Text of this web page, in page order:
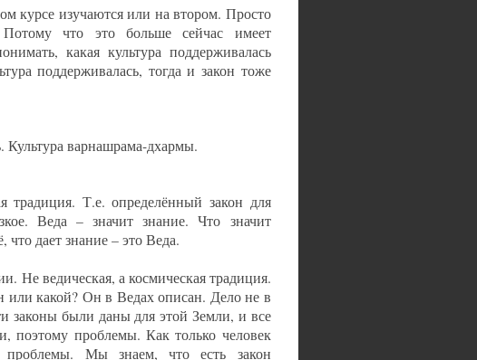
курсе изучаются или на втором. Просто
что это больше сейчас имеет
какая культура поддерживалась
поддерживалась, тогда и закон тоже
Культура варнашрама-дхармы.
традиция. Т.е. определённый закон для
Веда – значит знание. Что значит
что дает знание – это Веда.
Не ведическая, а космическая традиция.
или какой? Он в Ведах описан. Дело не в
законы были даны для этой Земли, и все
поэтому проблемы. Как только человек
проблемы. Мы знаем, что есть закон